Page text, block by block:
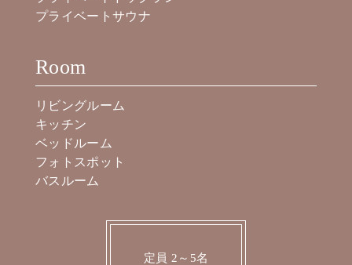
プライベートサウナ
Room
リビングルーム
キッチン
ベッドルーム
フォトスポット
バスルーム
定員 2～5名